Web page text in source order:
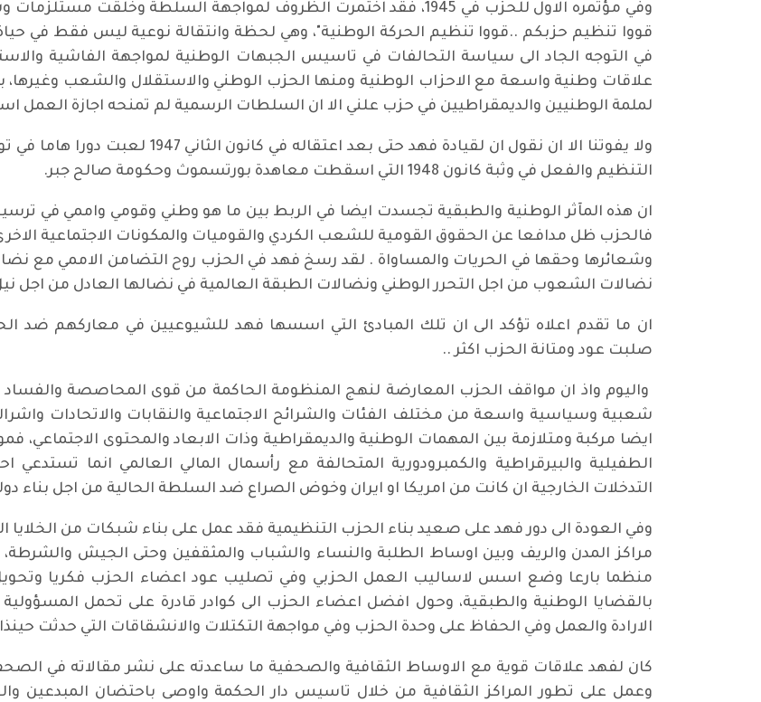
وفي مؤتمره الاول للحزب في 1945، فقد اختمرت الظروف لمواجهة السلطة
قووا تنظيم حزبكم ..قووا تنظيم الحركة الوطنية"، وهي لحظة وانتقالة نوعية ليس فقط في
في التوجه الجاد الى سياسة التحالفات في تاسيس الجبهات الوطنية لمواجهة الفاشية
علاقات وطنية واسعة مع الاحزاب الوطنية ومنها الحزب الوطني والاستقلال والشعب
لملمة الوطنيين والديمقراطيين في حزب علني الا ان السلطات الرسمية لم تمنحه اجازة العمل
ولا يفوتنا الا ان نقول ان لقيادة فهد
التنظيم والفعل في وثبة كانون 1948 التي اسقطت معاهدة بورتسموث وحكومة صالح جبر.
ان هذه المآثر الوطنية والطبقية تجسدت ايضا في الربط بين ما هو وطني وقومي واممي في
فالحزب ظل مدافعا عن الحقوق القومية للشعب الكردي والقوميات والمكونات الاجتماعية
وشعائرها وحقها في الحريات والمساواة . لقد رسخ فهد في الحزب روح التضامن الاممي مع
نضالات الشعوب من اجل التحرر الوطني ونضالات الطبقة العالمية في نضالها العادل من اجل
ان ما تقدم اعلاه تؤكد الى ان تلك المبادئ التي اسسها فهد للشيوعيين في معاركهم ضد
صلبت عود ومتانة الحزب اكثر ..
واليوم واذ ان مواقف الحزب المعارضة لنهج المنظومة الحاكمة من قوى المحاصصة والفساد
شعبية وسياسية واسعة من مختلف الفئات والشرائح الاجتماعية والنقابات والاتحادات
ايضا مركبة ومتلازمة بين المهمات الوطنية والديمقراطية وذات الابعاد والمحتوى الاجتماعي،
الطفيلية والبيرقراطية والكمبرودورية المتحالفة مع رأسمال المالي العالمي انما
التدخلات الخارجية ان كانت من امريكا او ايران وخوض الصراع ضد السلطة الحالية من اجل بناء
وفي العودة الى دور فهد على صعيد بناء الحزب التنظيمية فقد عمل على بناء شبكات من الخلايا
مراكز المدن والريف وبين اوساط الطلبة والنساء والشباب والمثقفين وحتى الجيش
منظما بارعا وضع اسس لاساليب العمل الحزبي وفي تصليب عود اعضاء الحزب فكريا
بالقضايا الوطنية والطبقية، وحول افضل اعضاء الحزب الى كوادر قادرة على تحمل
الارادة والعمل وفي الحفاظ على وحدة الحزب وفي مواجهة التكتلات والانشقاقات التي حدثت
كان لفهد علاقات قوية مع الاوساط الثقافية والصحفية ما ساعدته على نشر مقالاته في
وعمل على تطور المراكز الثقافية من خلال تاسيس دار الحكمة واوصى باحتضان المبدعين